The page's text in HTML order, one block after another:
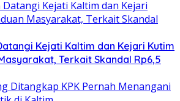
Kejati Kaltim dan Kejari Kutim
Terkait Skandal Rp6,5